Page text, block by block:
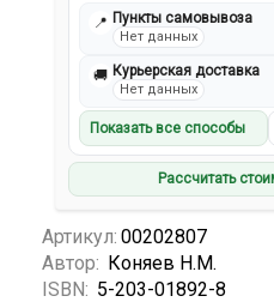
📍 Пункты самовывоза
Нет данных
🚚 Курьерская доставка
Нет данных
Показать все способы
Рассчитать
Артикул: 00202807
Автор: Коняев Н.М.
ISBN: 5-203-01892-8